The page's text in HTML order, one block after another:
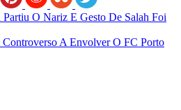
O Nariz E Gesto De Salah Foi
Controverso A Envolver O FC Porto